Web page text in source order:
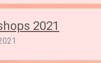
2021